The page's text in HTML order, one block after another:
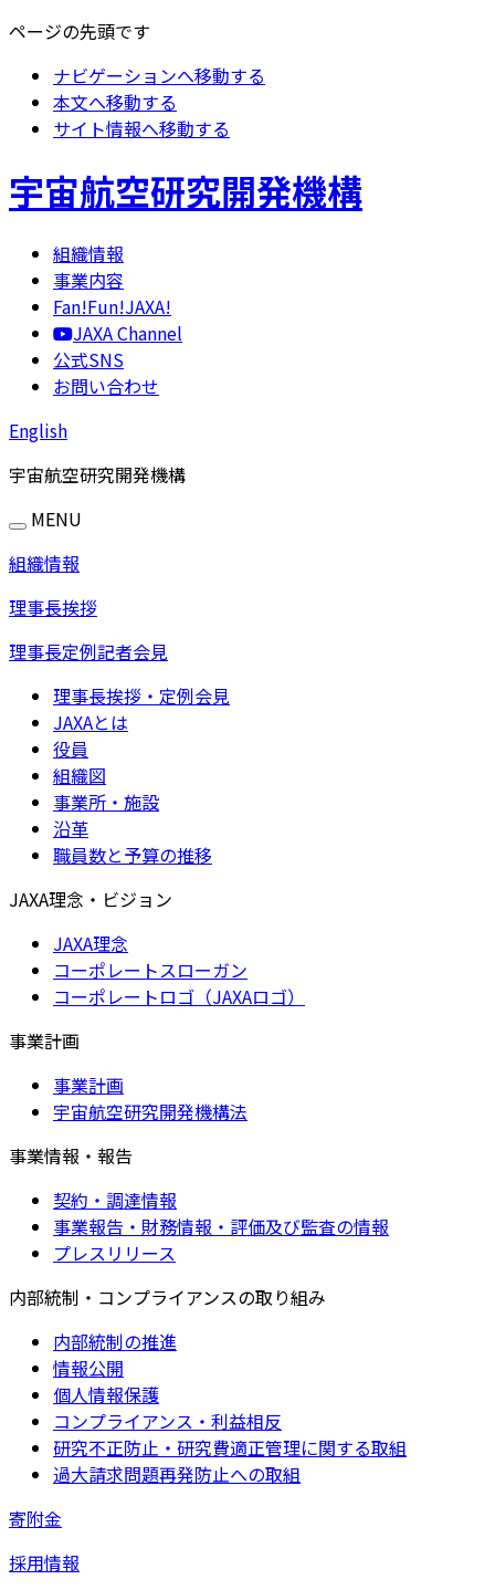
ページの先頭です
ナビゲーションへ移動する
本文へ移動する
サイト情報へ移動する
宇宙航空研究開発機構
組織情報
事業内容
Fan!Fun!JAXA!
JAXA Channel
公式SNS
お問い合わせ
English
宇宙航空研究開発機構
MENU
組織情報
理事長挨拶
理事長定例記者会見
理事長挨拶・定例会見
JAXAとは
役員
組織図
事業所・施設
沿革
職員数と予算の推移
JAXA理念・ビジョン
JAXA理念
コーポレートスローガン
コーポレートロゴ（JAXAロゴ）
事業計画
事業計画
宇宙航空研究開発機構法
事業情報・報告
契約・調達情報
事業報告・財務情報・評価及び監査の情報
プレスリリース
内部統制・コンプライアンスの取り組み
内部統制の推進
情報公開
個人情報保護
コンプライアンス・利益相反
研究不正防止・研究費適正管理に関する取組
過大請求問題再発防止への取組
寄附金
採用情報